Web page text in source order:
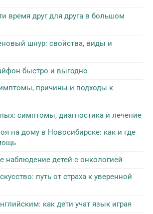
время друг для друга в большом
шнур: свойства, виды и
быстро и выгодно
причины и подходы к
симптомы, диагностика и лечение
на дому в Новосибирске: как и где
наблюдение детей с онкологией
путь от страха к уверенной
как дети учат язык играя